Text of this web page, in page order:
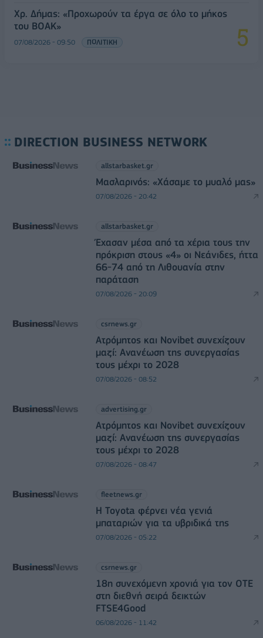
Χρ. Δήμας: «Προχωρούν τα έργα σε όλο το μήκος
του ΒΟΑΚ»
07/08/2026 - 09:50 ΠΟΛΙΤΙΚΗ
DIRECTION BUSINESS NETWORK
allstarbasket.gr
Μασλαρινός: «Χάσαμε το μυαλό μας»
07/08/2026 - 20:42
allstarbasket.gr
Έχασαν μέσα από τα χέρια τους την
πρόκριση στους «4» οι Νεάνιδες, ήττα
66-74 από τη Λιθουανία στην
παράταση
07/08/2026 - 20:09
csrnews.gr
Ατρόμητος και Novibet συνεχίζουν
μαζί: Ανανέωση της συνεργασίας
τους μέχρι το 2028
07/08/2026 - 08:52
advertising.gr
Ατρόμητος και Novibet συνεχίζουν
μαζί: Ανανέωση της συνεργασίας
τους μέχρι το 2028
07/08/2026 - 08:47
fleetnews.gr
Η Toyota φέρνει νέα γενιά
μπαταριών για τα υβριδικά της
07/08/2026 - 05:22
csrnews.gr
18η συνεχόμενη χρονιά για τον ΟΤΕ
στη διεθνή σειρά δεικτών
FTSE4Good
06/08/2026 - 11:42